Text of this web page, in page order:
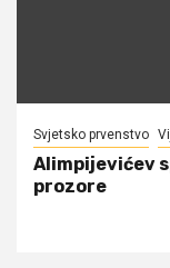
Svjetsko prvenstvo
Alimpijevićev
prozore